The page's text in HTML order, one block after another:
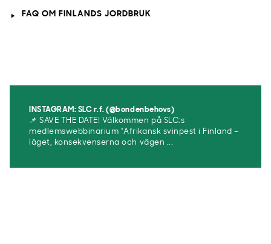
FAQ OM FINLANDS JORDBRUK
INSTAGRAM: SLC r.f. (@bondenbehovs)
📌 SAVE THE DATE! Välkommen på SLC:s
medlemswebbinarium ”Afrikansk svinpest i Finland –
läget, konsekvenserna och vägen ...